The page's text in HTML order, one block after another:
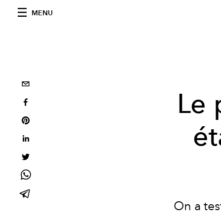
MENU
Le
On a